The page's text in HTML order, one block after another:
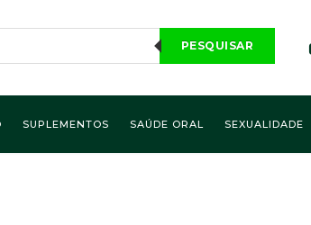
PESQUISAR
SUPLEMENTOS SAÚDE ORAL SEXUALIDADE